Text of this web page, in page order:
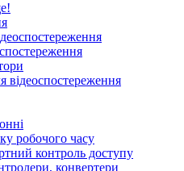
відеоспостереження
робочого часу
контроль доступу
конвертери